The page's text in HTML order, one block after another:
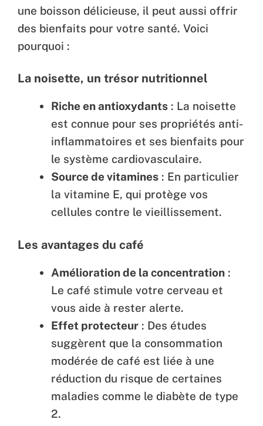
une boisson délicieuse, il peut aussi offrir
des bienfaits pour votre santé. Voici
pourquoi :
La noisette, un trésor nutritionnel
Riche en antioxydants : La noisette
est connue pour ses propriétés anti-
inflammatoires et ses bienfaits pour
le système cardiovasculaire.
Source de vitamines : En particulier
la vitamine E, qui protège vos
cellules contre le vieillissement.
Les avantages du café
Amélioration de la concentration :
Le café stimule votre cerveau et
vous aide à rester alerte.
Effet protecteur : Des études
suggèrent que la consommation
modérée de café est liée à une
réduction du risque de certaines
maladies comme le diabète de type
2.